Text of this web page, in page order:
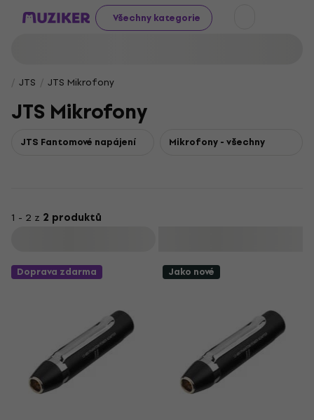
Všechny kategorie
JTS JTS Mikrofony
JTS Mikrofony
JTS Fantomové napájení Mikrofony - všechny
1 - 2 z 2 produktů
Doprava zdarma Jako nové